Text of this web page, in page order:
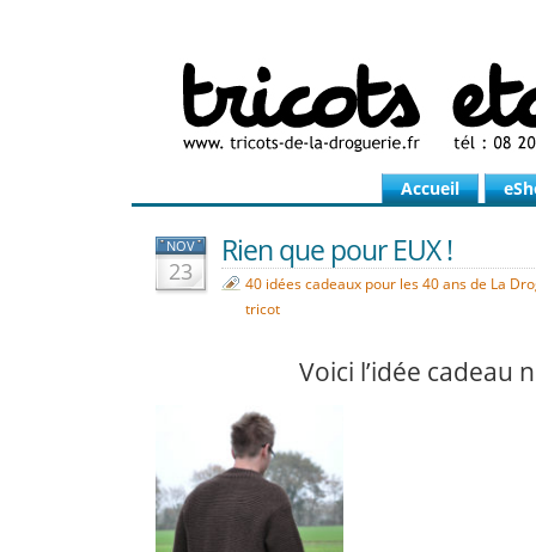
Accueil
NOV
23
Rien que pour EUX !
40 idées cadeaux pour les 40 ans de La
tricot
Voici l’idée cadeau